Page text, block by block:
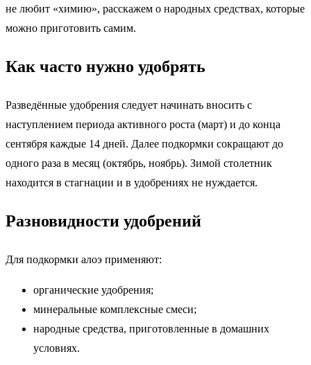
не любит «химию», расскажем о народных средствах, которые
можно приготовить самим.
Как часто нужно удобрять
Разведённые удобрения следует начинать вносить с
наступлением периода активного роста (март) и до конца
сентября каждые 14 дней. Далее подкормки сокращают до
одного раза в месяц (октябрь, ноябрь). Зимой столетник
находится в стагнации и в удобрениях не нуждается.
Разновидности удобрений
Для подкормки алоэ применяют:
органические удобрения;
минеральные комплексные смеси;
народные средства, приготовленные в домашних
условиях.